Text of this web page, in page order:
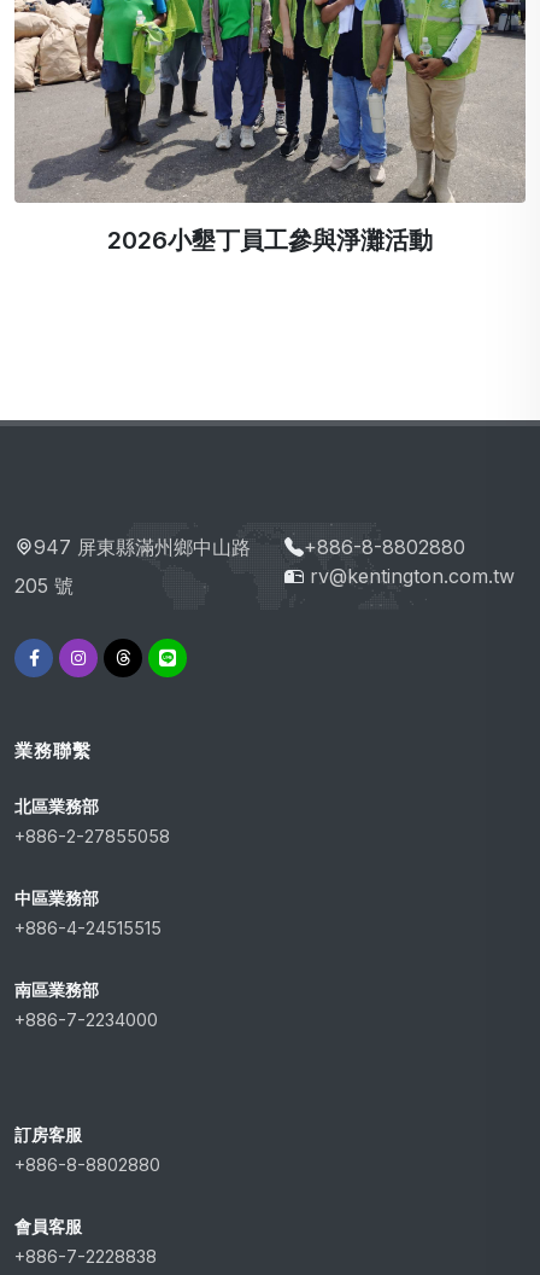
2026小墾丁員工參與淨灘活動
947 屏東縣滿州鄉中山路
205 號
+886-8-8802880
rv@kentington.com.tw
業務聯繫
北區業務部
+886-2-27855058
中區業務部
+886-4-24515515
南區業務部
+886-7-2234000
訂房客服
+886-8-8802880
會員客服
+886-7-2228838